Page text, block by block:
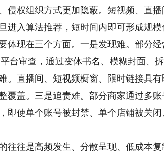
侵权组织方式更加隐蔽。短视频、直
进入算法推荐，短时间内即可形成规模
现在三个方面。一是发现难。部分经
台审查，通过变体书名、模糊封面、
。直播间、短视频橱窗、限时链接具
覆盖。三是追责难。部分商家通过多
即使单个账号被封禁、单个店铺被关
往是高频发生、分散呈现、低成本复